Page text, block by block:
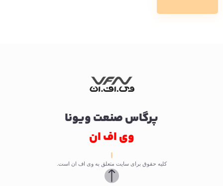
پرگاس صنعت ویونا
وی اف ان
کلیه حقوق برای سایت متعلق به وی اف ان است.